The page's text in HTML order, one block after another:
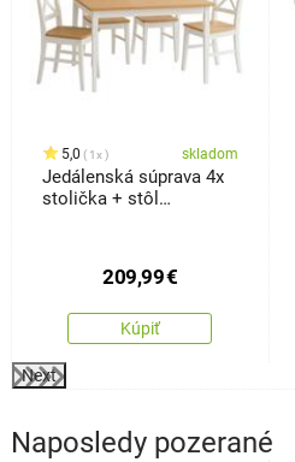
5,0 1x skladom
Jedálenská súprava 4x
stolička + stôl
209,99€
Kúpiť
Next
Naposledy pozerané